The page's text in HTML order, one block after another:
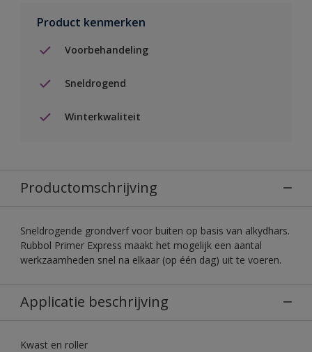
Product kenmerken
Voorbehandeling
Sneldrogend
Winterkwaliteit
Productomschrijving
Sneldrogende grondverf voor buiten op basis van alkydhars.
Rubbol Primer Express maakt het mogelijk een aantal
werkzaamheden snel na elkaar (op één dag) uit te voeren.
Applicatie beschrijving
Kwast en roller